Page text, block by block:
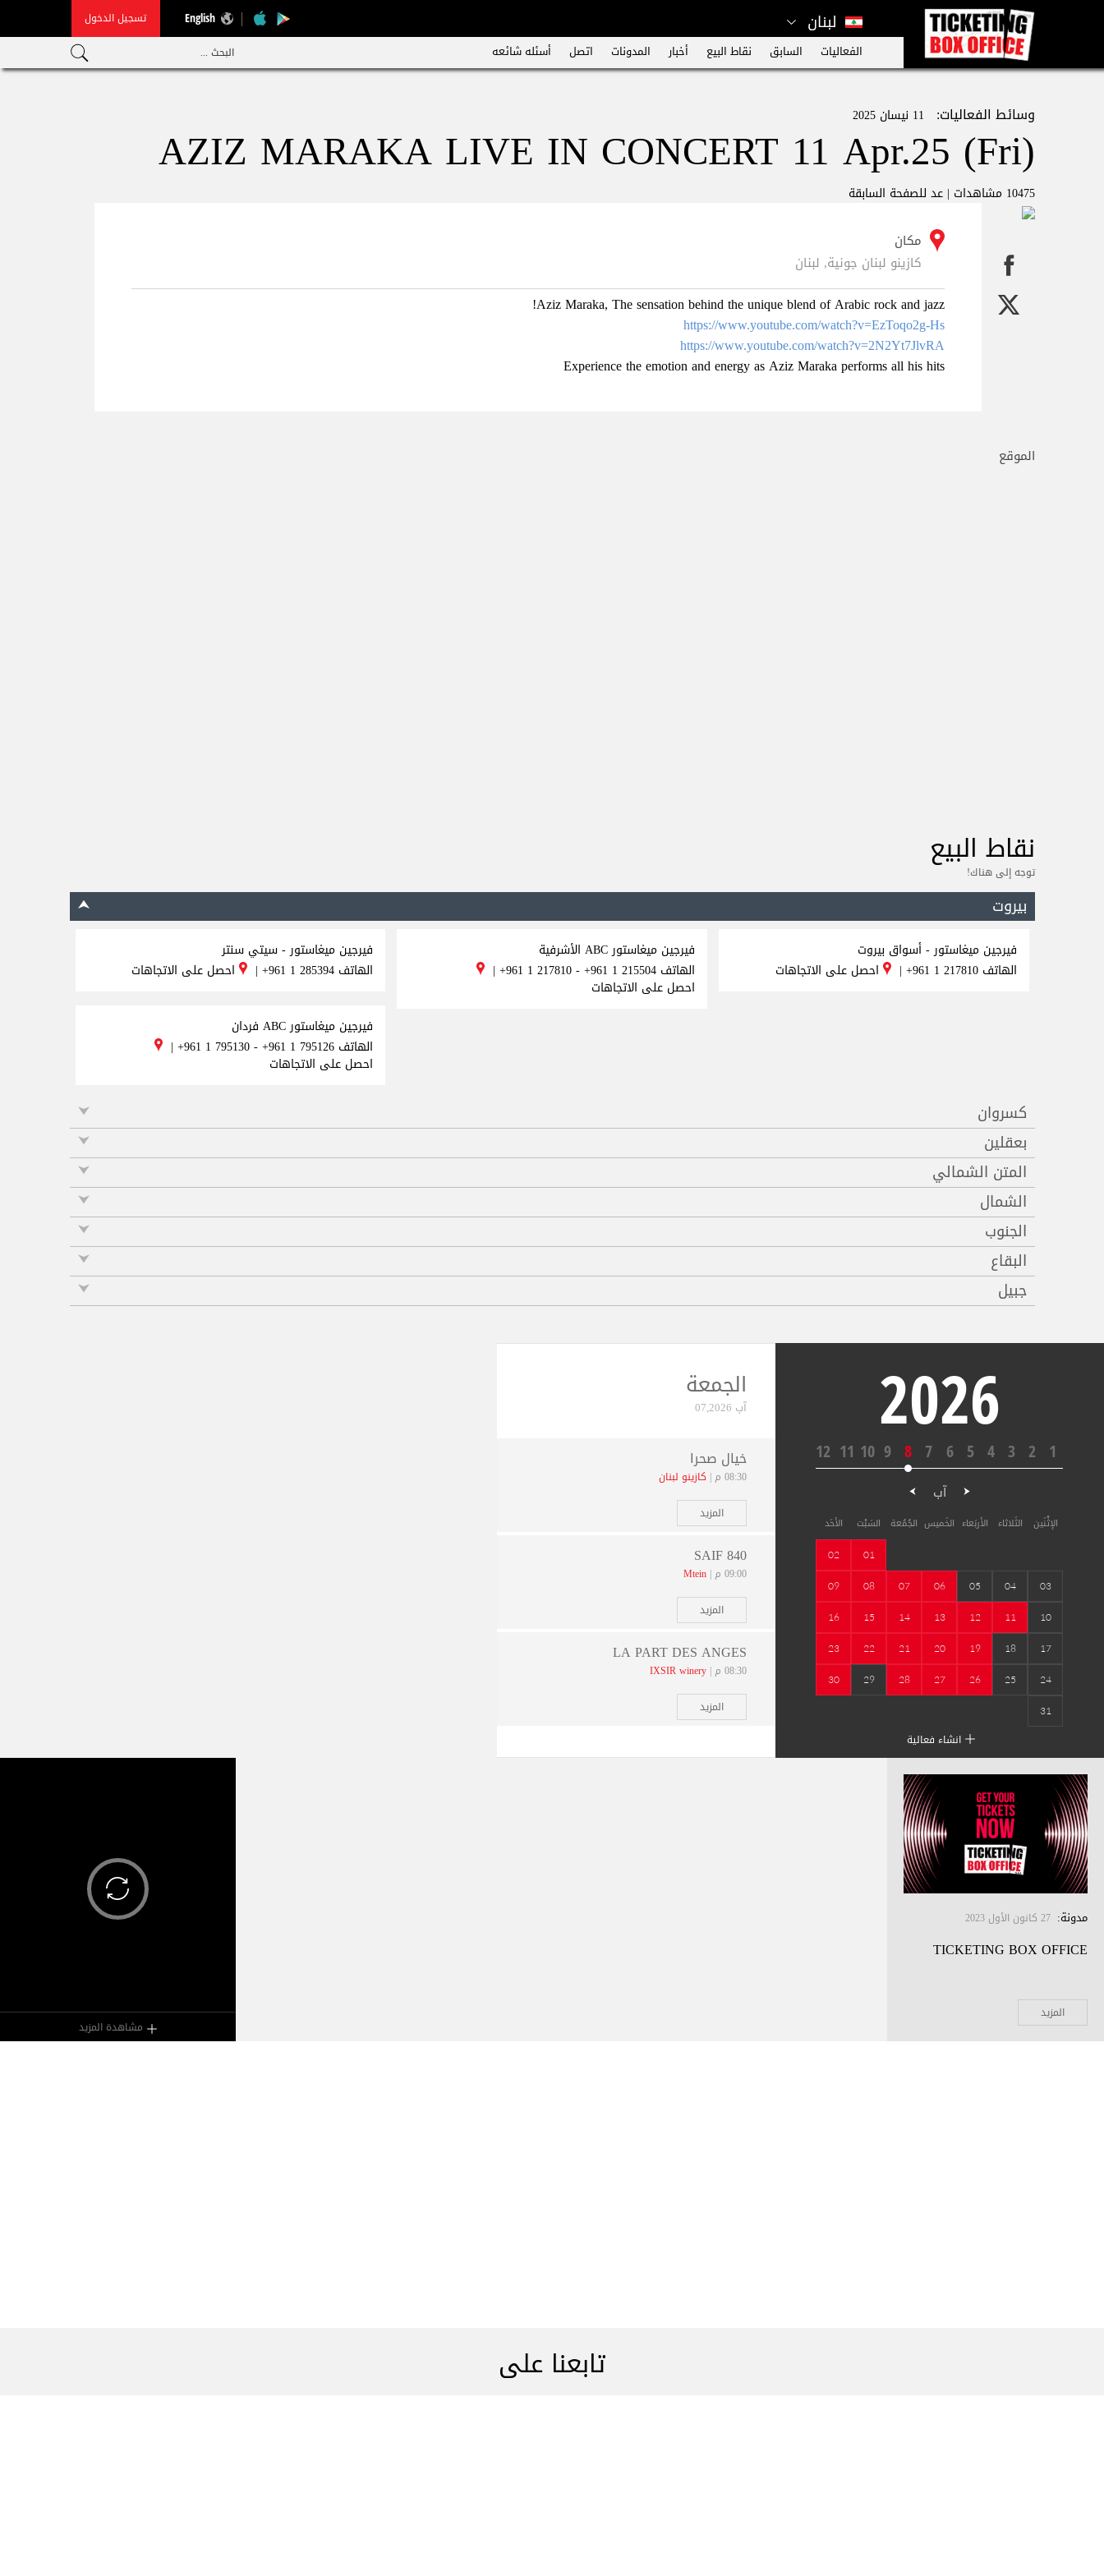
لبنان English تسجيل الدخول
الفعاليات السابق نقاط البيع أخبار المدونات اتصل أسئله شائعه البحث ...
وسائط الفعاليات:
AZIZ MARAKA LIVE IN CONCERT 11 Apr.25 (Fri)
10475 مشاهدات | عد للصفحة السابقة
مكان
كازينو لبنان جونية, لبنان
Aziz Maraka, The sensation behind the unique blend of Arabic rock and jazz!
https://www.youtube.com/watch?v=EzToqo2g-Hs
https://www.youtube.com/watch?v=2N2Yt7JlvRA
Experience the emotion and energy as Aziz Maraka performs all his hits
الموقع
نقاط البيع
توجه إلى هناك!
بيروت
فيرجين ميغاستور - أسواق بيروت
الهاتف+961 1 217810
| احصل على الاتجاهات
فيرجين ميغاستور ABC الأشرفية
الهاتف+961 1 217810 - +961 1 215504
|
احصل على الاتجاهات
فيرجين ميغاستور - سيتي سنتر
الهاتف +961 1 285394
| احصل على الاتجاهات
فيرجين ميغاستور ABC فردان
الهاتف +961 1 795130 - +961 1 795126
|
احصل على الاتجاهات
كسروان
بعقلين
المتن الشمالي
الشمال
الجنوب
البقاع
جبيل
2026
1
2
3
4
5
6
7
8
9
10
11
12
آب
الإثْنَين الثَلاثاء الأربَعاء الخَميس الجُمُعة السَبْت الأحَد
01
02
03
04
05
06
07
08
09
10
11
12
13
14
15
16
17
18
19
20
21
22
23
24
25
26
27
28
29
30
31
انشاء فعالية
الجمعة
آب 07,2026
خيال صحرا
08:30 م |
كازينو لبنان
المزيد
SAIF 840
09:00 م |
Mtein
المزيد
LA PART DES ANGES
08:30 م |
IXSIR winery
المزيد
مدونة: 27 كانون الأول 2023
TICKETING BOX OFFICE
المزيد
مشاهدة المزيد
تابعنا على